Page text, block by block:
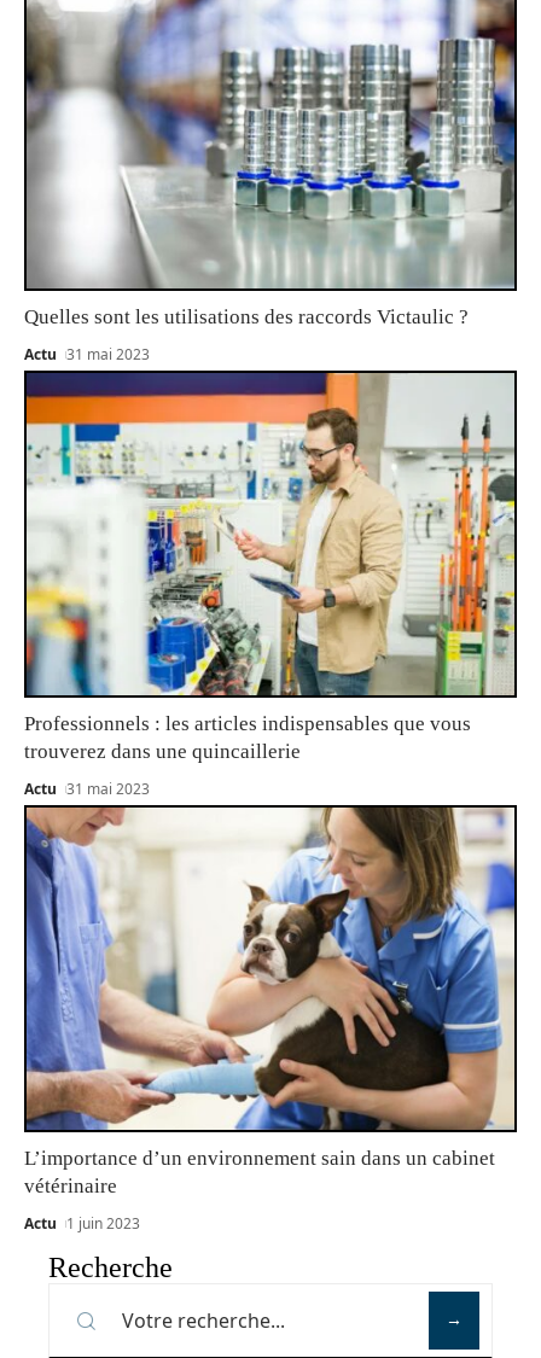
Quelles sont les utilisations des raccords Victaulic ?
Actu 31 mai 2023
Professionnels : les articles indispensables que vous
trouverez dans une quincaillerie
Actu 31 mai 2023
L’importance d’un environnement sain dans un cabinet
vétérinaire
Actu 1 juin 2023
Recherche